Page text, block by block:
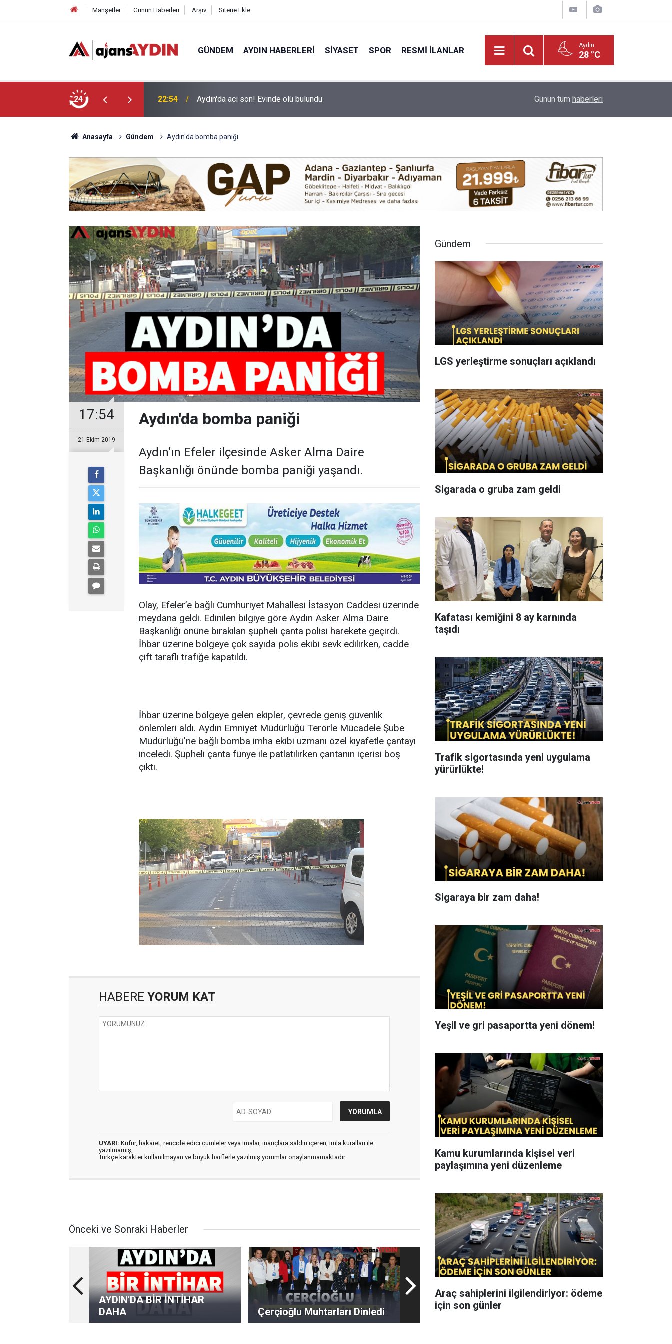
Manşetler Günün Haberleri Arşiv Sitene Ekle
GÜNDEM AYDIN HABERLERI SIYASET SPOR RESMI İLANLAR Aydın
28 °C
24 18:45 Büyükşehir’in Ağız ve Diş Sağlığı hizmeti vatandaşla buluşuyor VALİ VAROL, PMYO’DA İNCELEMELERDE
Günün tüm haberleri
Anasayfa Gündem Aydın'da bomba paniği
17:54
21 Ekim 2019
Aydın'da bomba paniği
Aydın’ın Efeler ilçesinde Asker Alma Daire
Başkanlığı önünde bomba paniği yaşandı.
Olay, Efeler’e bağlı Cumhuriyet Mahallesi İstasyon Caddesi üzerinde
meydana geldi. Edinilen bilgiye göre Aydın Asker Alma Daire
Başkanlığı önüne bırakılan şüpheli çanta polisi harekete geçirdi.
İhbar üzerine bölgeye çok sayıda polis ekibi sevk edilirken, cadde
çift taraflı trafiğe kapatıldı.
İhbar üzerine bölgeye gelen ekipler, çevrede geniş güvenlik
önlemleri aldı. Aydın Emniyet Müdürlüğü Terörle Mücadele Şube
Müdürlüğü'ne bağlı bomba imha ekibi uzmanı özel kıyafetle çantayı
inceledi. Şüpheli çanta fünye ile patlatılırken çantanın içerisi boş
çıktı.
HABERE YORUM KAT
UYARI: Küfür, hakaret, rencide edici cümleler veya imalar, inançlara saldırı içeren, imla kuralları ile
yazılmamış,
Türkçe karakter kullanılmayan ve büyük harflerle yazılmış yorumlar onaylanmamaktadır.
Önceki ve Sonraki Haberler
AYDIN'DA BİR İNTİHAR
DAHA
Çerçioğlu Muhtarları Dinledi
Gündem
LGS yerleştirme sonuçları açıklandı
Sigarada o gruba zam geldi
Kafatası kemiğini 8 ay karnında
taşıdı
Trafik sigortasında yeni uygulama
yürürlükte!
Sigaraya bir zam daha!
Yeşil ve gri pasaportta yeni dönem!
Kamu kurumlarında kişisel veri
paylaşımına yeni düzenleme
Araç sahiplerini ilgilendiriyor: ödeme
için son günler